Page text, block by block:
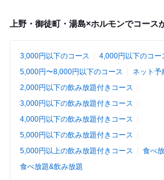
上野・御徒町・湯島×ホルモンでコース
3,000円以下のコース
4,000円以下のコー
5,000円〜8,000円以下のコース
ネット予
2,000円以下の飲み放題付きコース
3,000円以下の飲み放題付きコース
4,000円以下の飲み放題付きコース
5,000円以下の飲み放題付きコース
5,000円以上の飲み放題付きコース
食べ
食べ放題&飲み放題